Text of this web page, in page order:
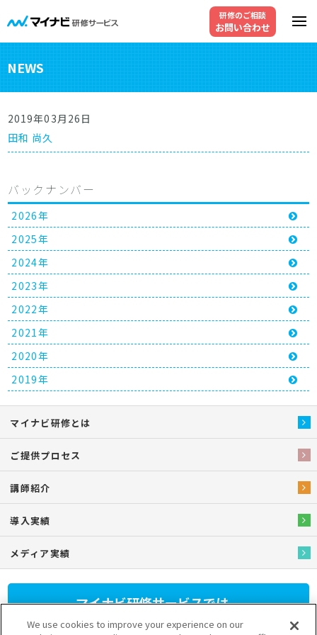
研修のご相談
お問い合わせ
NEWS
2019年03月26日
田和 尚久
バックナンバー
2026年
2025年
2024年
2023年
2022年
2021年
2020年
2019年
マイナビ研修とは
ご提供プロセス
講師紹介
導入実績
メディア実績
マイナビ研修サービスでは、
人材育成研修プログラムを
We use cookies to improve your experience on our